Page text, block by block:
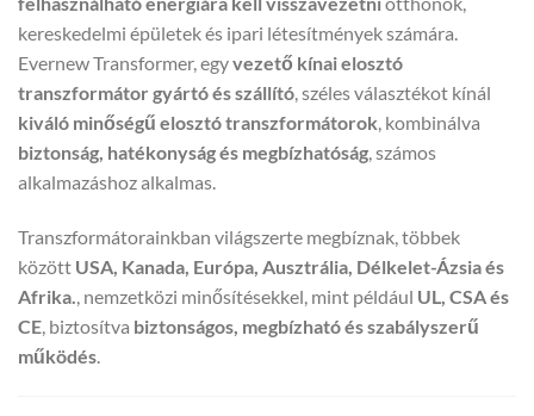
kereskedelmi épületek és ipari létesítmények számára.
Evernew Transformer, egyvezető kínai elosztó
transzformátor gyártó és szállító, széles választékot kínál
kiváló minőségű elosztó transzformátorok, kombinálva
biztonság, hatékonyság és megbízhatóság, számos
alkalmazáshoz alkalmas.
Transzformátorainkban világszerte megbíznak, többek
között USA, Kanada, Európa, Ausztrália, Délkelet-Ázsia és
Afrika., nemzetközi minősítésekkel, mint például UL, CSA és
CE, biztosítva biztonságos, megbízható és szabályszerű
működés.